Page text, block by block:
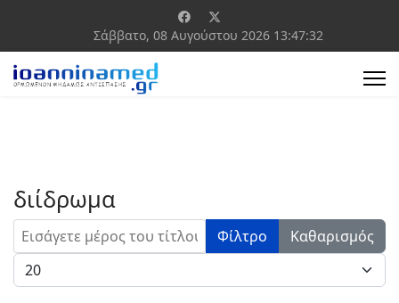
Σάββατο, 08 Αυγούστου 2026 13:47:32
διίδρωμα
Εισάγετε μέρος του τίτλου. Φίλτρο
Καθαρισμός
Εμφάνιση #